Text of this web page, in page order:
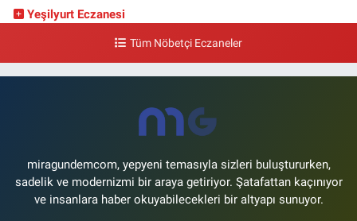
Yeşilyurt Eczanesi
Şenlikköy Mahallesi Eski Halkalı Caddesi 33 Akvaryum Yanı Akua Florya
0 (212) 574 24 20
Tüm Nöbetçi Eczaneler
miragundemcom, yepyeni temasıyla sizleri buluştururken,
sadelik ve modernizmi bir araya getiriyor. Şatafattan kaçınıyor
ve insanlara haber okuyabilecekleri bir altyapı sunuyor.